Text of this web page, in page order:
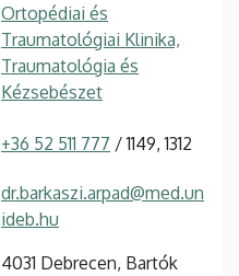
Ortopédiai és
Traumatológiai Klinika,
Traumatológia és
Kézsebészet
+36 52 511 777 / 1149, 1312
dr.barkaszi.arpad@med.un
ideb.hu
4031 Debrecen, Bartók